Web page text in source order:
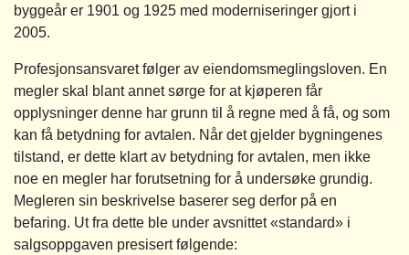
byggeår er 1901 og 1925 med moderniseringer gjort i
2005.
Profesjonsansvaret følger av eiendomsmeglingsloven. En
megler skal blant annet sørge for at kjøperen får
opplysninger denne har grunn til å regne med å få, og som
kan få betydning for avtalen. Når det gjelder bygningenes
tilstand, er dette klart av betydning for avtalen, men ikke
noe en megler har forutsetning for å undersøke grundig.
Megleren sin beskrivelse baserer seg derfor på en
befaring. Ut fra dette ble under avsnittet «standard» i
salgsoppgaven presisert følgende: